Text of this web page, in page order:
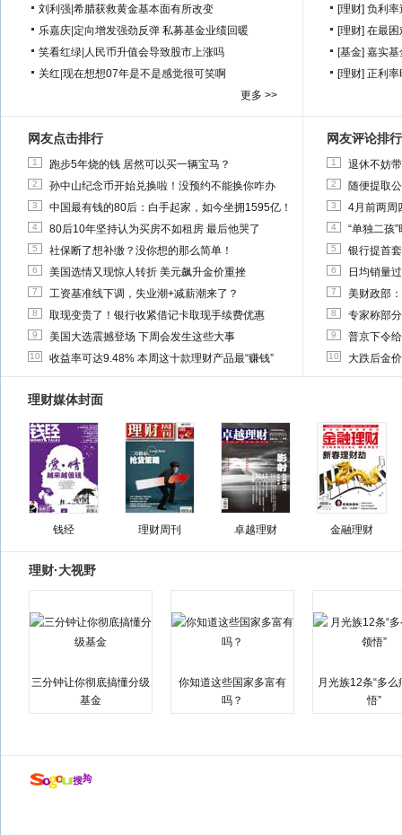
刘利强 希腊获救黄金基本面有所改变
乐嘉庆 定向增发强劲反弹 私募基金业绩回暖
笑看红绿 人民币升值会导致股市上涨吗
关红 现在想想07年是不是感觉很可笑啊
更多 >>
[理财] 负利率
[理财] 在最困
[基金] 嘉实基
[理财] 正利率
网友点击排行
1 跑步5年烧的钱 居然可以买一辆宝马？
2 孙中山纪念币开始兑换啦！没预约不能换你咋办
3 中国最有钱的80后：白手起家，如今坐拥1595亿！
4 80后10年坚持认为买房不如租房 最后他哭了
5 社保断了想补缴？没你想的那么简单！
6 美国选情又现惊人转折 美元飙升金价重挫
7 工资基准线下调，失业潮+减薪潮来了？
8 取现变贵了！银行收紧借记卡取现手续费优惠
9 美国大选震撼登场 下周会发生这些大事
10 收益率可达9.48% 本周这十款理财产品最“赚钱”
网友评论排行
1 退休不妨
2 随便提取
3 4月前两周
4 “单独二孩
5 银行提首
6 日均销量
7 美财政部
8 专家称部
9 普京下令
10 大跌后金
理财媒体封面
钱经 理财周刊 卓越理财 金融理财
理财·大视野
三分钟让你彻底搞懂分级
基金
你知道这些国家多富有
吗？
月光族12条“多么
悟”